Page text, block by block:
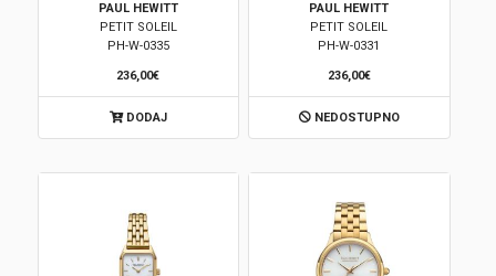
PAUL HEWITT
PETIT SOLEIL
PH-W-0335
236,00€
DODAJ
PAUL HEWITT
PETIT SOLEIL
PH-W-0331
236,00€
NEDOSTUPNO